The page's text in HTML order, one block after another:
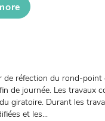
de réfection du rond-point
de journée. Les travaux
du giratoire. Durant les
et les...